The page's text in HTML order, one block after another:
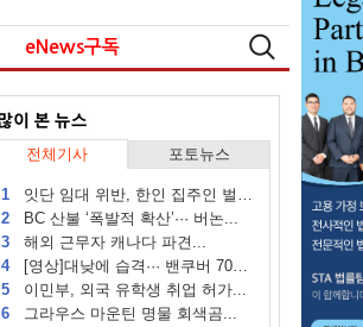
eNews구독
전체기사 포토뉴스
1잇단 임대 위반, 한인 집주인 벌금...
2BC 산불 ‘폭발적 확산’··· 버논...
3해외 근무자 캐나다 파견...
4[영상]대낮에 습격··· 밴쿠버 70대...
5이민부, 외국 유학생 취업 허가...
6그라우스 마운틴 명물 회색곰...